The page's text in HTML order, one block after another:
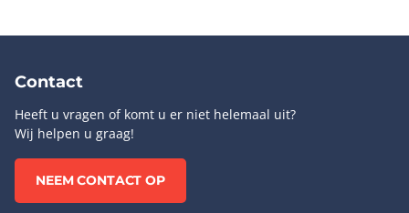
Contact
Heeft u vragen of komt u er niet helemaal uit?
Wij helpen u graag!
NEEM CONTACT OP